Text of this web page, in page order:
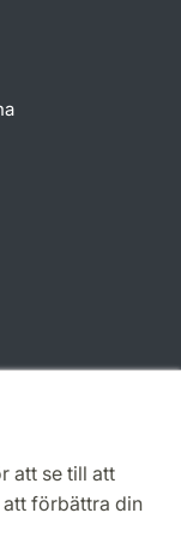
att se till att
förbättra din